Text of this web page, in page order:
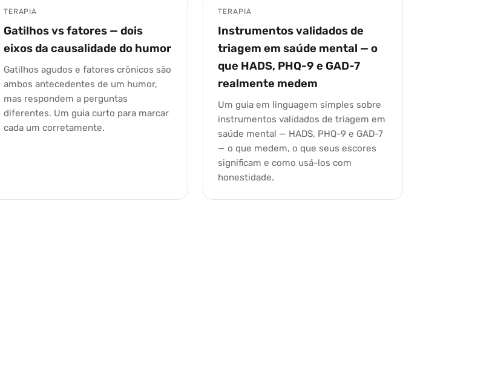
TERAPIA
Gatilhos vs fatores — dois
eixos da causalidade do humor
Gatilhos agudos e fatores crônicos são
ambos antecedentes de um humor,
mas respondem a perguntas
diferentes. Um guia curto para marcar
cada um corretamente.
TERAPIA
Instrumentos validados de
triagem em saúde mental — o
que HADS, PHQ-9 e GAD-7
realmente medem
Um guia em linguagem simples sobre
instrumentos validados de triagem em
saúde mental — HADS, PHQ-9 e GAD-7
— o que medem, o que seus escores
significam e como usá-los com
honestidade.